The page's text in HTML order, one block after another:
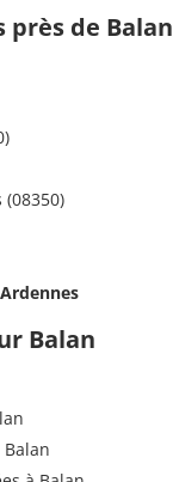
près de Balan
Balan